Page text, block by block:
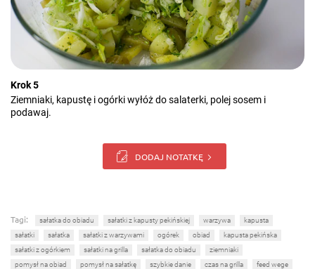
Krok 5
Ziemniaki, kapustę i ogórki wyłóż do salaterki, polej sosem i
podawaj.
DODAJ NOTATKĘ
Tagi: sałatka do obiadu sałatki z kapusty pekińskiej warzywa
kapusta
sałatki
sałatka sałatki z warzywami ogórek obiad
kapusta pekińska
sałatki z ogórkiem
sałatki na grilla sałatka do obiadu
ziemniaki
pomysł na obiad
pomysł na sałatkę szybkie danie czas na grilla feed wege